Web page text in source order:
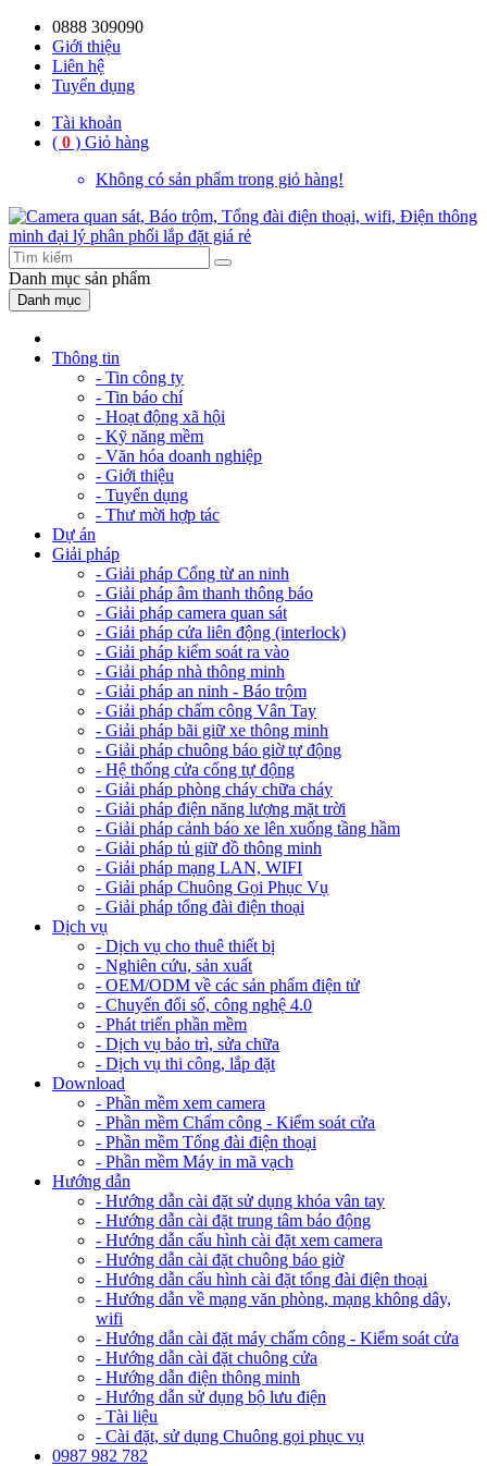
0888 309090
Giới thiệu
Liên hệ
Tuyển dụng
Tài khoản
( 0 ) Giỏ hàng
Không có sản phẩm trong giỏ hàng!
Danh mục sản phẩm
Danh mục
Thông tin
- Tin công ty
- Tin báo chí
- Hoạt động xã hội
- Kỹ năng mềm
- Văn hóa doanh nghiệp
- Giới thiệu
- Tuyển dụng
- Thư mời hợp tác
Dự án
Giải pháp
- Giải pháp Cổng từ an ninh
- Giải pháp âm thanh thông báo
- Giải pháp camera quan sát
- Giải pháp cửa liên động (interlock)
- Giải pháp kiểm soát ra vào
- Giải pháp nhà thông minh
- Giải pháp an ninh - Báo trộm
- Giải pháp chấm công Vân Tay
- Giải pháp bãi giữ xe thông minh
- Giải pháp chuông báo giờ tự động
- Hệ thống cửa cổng tự động
- Giải pháp phòng cháy chữa cháy
- Giải pháp điện năng lượng mặt trời
- Giải pháp cảnh báo xe lên xuống tầng hầm
- Giải pháp tủ giữ đồ thông minh
- Giải pháp mạng LAN, WIFI
- Giải pháp Chuông Gọi Phục Vụ
- Giải pháp tổng đài điện thoại
Dịch vụ
- Dịch vụ cho thuê thiết bị
- Nghiên cứu, sản xuất
- OEM/ODM về các sản phẩm điện tử
- Chuyển đổi số, công nghệ 4.0
- Phát triển phần mềm
- Dịch vụ bảo trì, sửa chữa
- Dịch vụ thi công, lắp đặt
Download
- Phần mềm xem camera
- Phần mềm Chấm công - Kiểm soát cửa
- Phần mềm Tổng đài điện thoại
- Phần mềm Máy in mã vạch
Hướng dẫn
- Hướng dẫn cài đặt sử dụng khóa vân tay
- Hướng dẫn cài đặt trung tâm báo động
- Hướng dẫn cấu hình cài đặt xem camera
- Hướng dẫn cài đặt chuông báo giờ
- Hướng dẫn cấu hình cài đặt tổng đài điện thoại
- Hướng dẫn về mạng văn phòng, mạng không dây,
wifi
- Hướng dẫn cài đặt máy chấm công - Kiểm soát cửa
- Hướng dẫn cài đặt chuông cửa
- Hướng dẫn điện thông minh
- Hướng dẫn sử dụng bộ lưu điện
- Tài liệu
- Cài đặt, sử dụng Chuông gọi phục vụ
0987 982 782